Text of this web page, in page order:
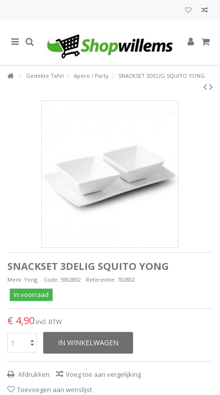
Gedekte Tafel Apero / Party SNACKSET 3DELIG SQUITO YONG
SNACKSET 3DELIG SQUITO YONG
Merk: Yong Code: 5902802 Referentie: 702802
In voorraad
€ 4,90 incl. BTW
IN WINKELWAGEN
Afdrukken
Voeg toe aan vergelijking
Toevoegen aan wenslijst